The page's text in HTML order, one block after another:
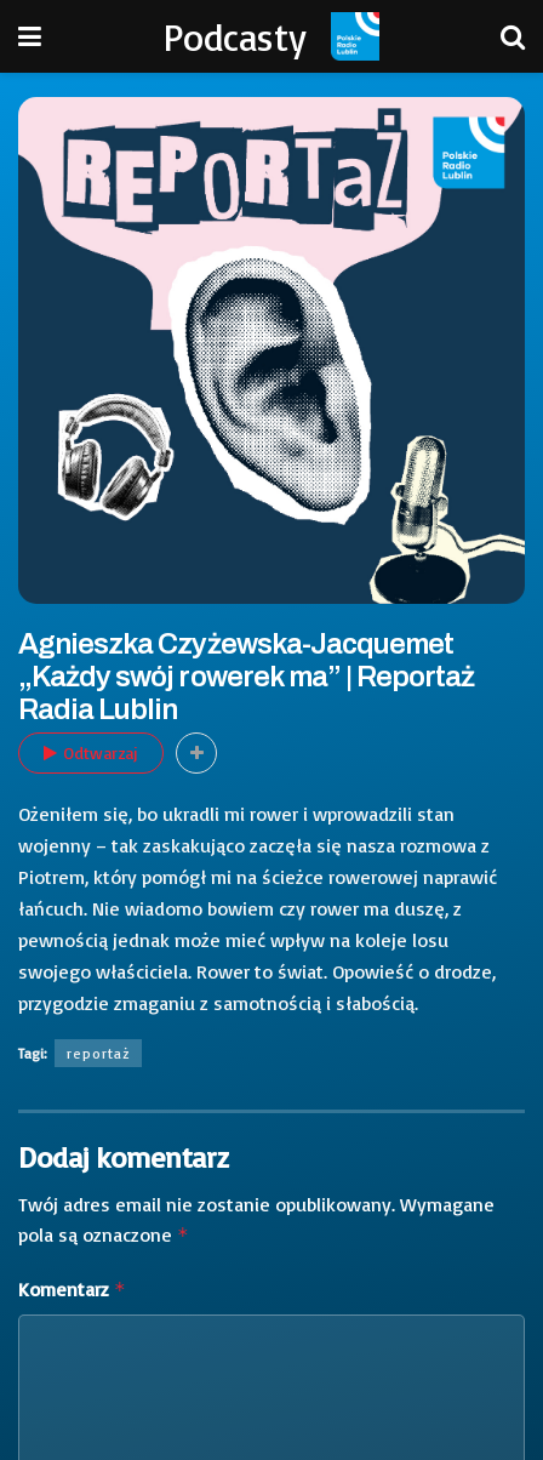
Podcasty
Agnieszka Czyżewska-Jacquemet
„Każdy swój rowerek ma” | Reportaż
Radia Lublin
Odtwarzaj
Ożeniłem się, bo ukradli mi rower i wprowadzili stan
wojenny – tak zaskakująco zaczęła się nasza rozmowa z
Piotrem, który pomógł mi na ścieżce rowerowej naprawić
łańcuch. Nie wiadomo bowiem czy rower ma duszę, z
pewnością jednak może mieć wpływ na koleje losu
swojego właściciela. Rower to świat. Opowieść o drodze,
przygodzie zmaganiu z samotnością i słabością.
Tagi: reportaż
Dodaj komentarz
Twój adres email nie zostanie opublikowany. Wymagane
pola są oznaczone *
Komentarz *